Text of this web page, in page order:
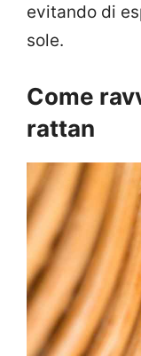
evitando di
sole.
Come
rattan